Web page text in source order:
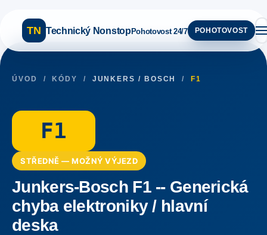
TN Technický NonstopPohotovost 24/7 POHOTOVOST
ÚVOD / KÓDY / JUNKERS / BOSCH / F1
F1
STŘEDNĚ — MOŽNÝ VÝJEZD
Junkers-Bosch F1 -- Generická
chyba elektroniky / hlavní
deska